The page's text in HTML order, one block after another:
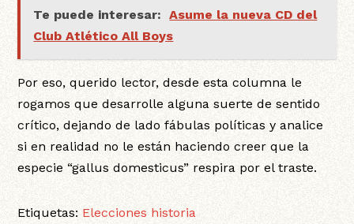
Te puede interesar:
Asume la nueva CD del
Club Atlético All Boys
Por eso, querido lector, desde esta columna le
rogamos que desarrolle alguna suerte de sentido
crítico, dejando de lado fábulas políticas y analice
si en realidad no le están haciendo creer que la
especie “gallus domesticus” respira por el traste.
Etiquetas: Elecciones historia